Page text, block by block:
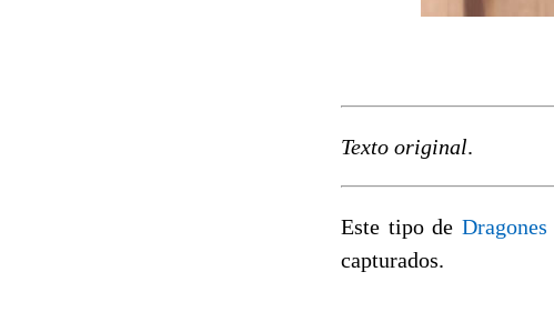
Texto original.
Este tipo de Dragones
capturados.